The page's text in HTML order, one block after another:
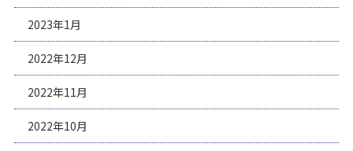
2023年1月
2022年12月
2022年11月
2022年10月